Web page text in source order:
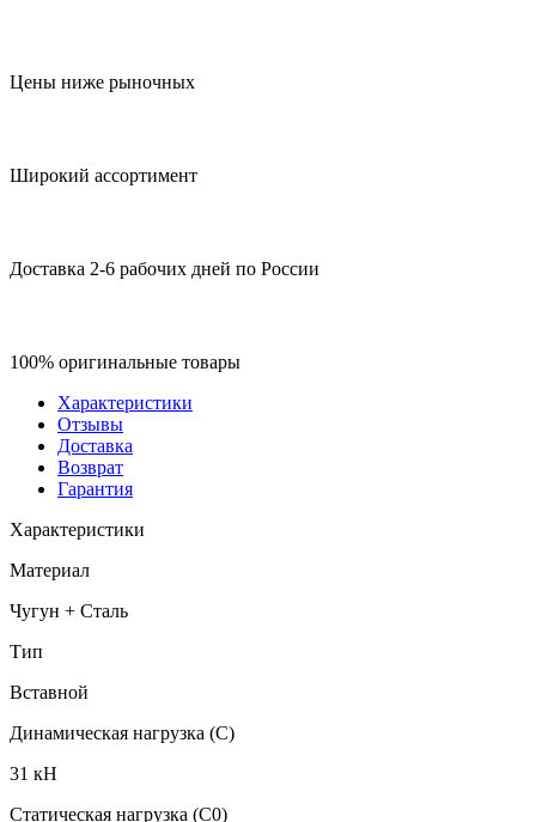
Цены ниже рыночных
Широкий ассортимент
Доставка 2-6 рабочих дней по России
100% оригинальные товары
Характеристики
Отзывы
Доставка
Возврат
Гарантия
Характеристики
Материал
Чугун + Сталь
Тип
Вставной
Динамическая нагрузка (C)
31 кН
Статическая нагрузка (C0)